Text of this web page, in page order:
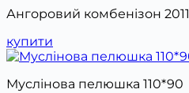
Ангоровий комбенізон 2011
купити
Муслінова пелюшка 110*90